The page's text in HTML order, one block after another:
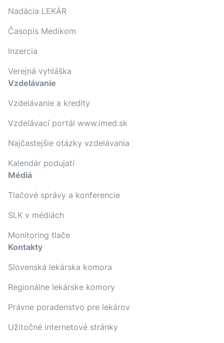
Nadácia LEKÁR
Časopis Medikom
Inzercia
Verejná vyhláška
Vzdelávanie
Vzdelávanie a kredity
Vzdelávací portál www.imed.sk
Najčastejšie otázky vzdelávania
Kalendár podujatí
Médiá
Tlačové správy a konferencie
SLK v médiách
Monitoring tlače
Kontakty
Slovenská lekárska komora
Regionálne lekárske komory
Právne poradenstvo pre lekárov
Užitočné internetové stránky